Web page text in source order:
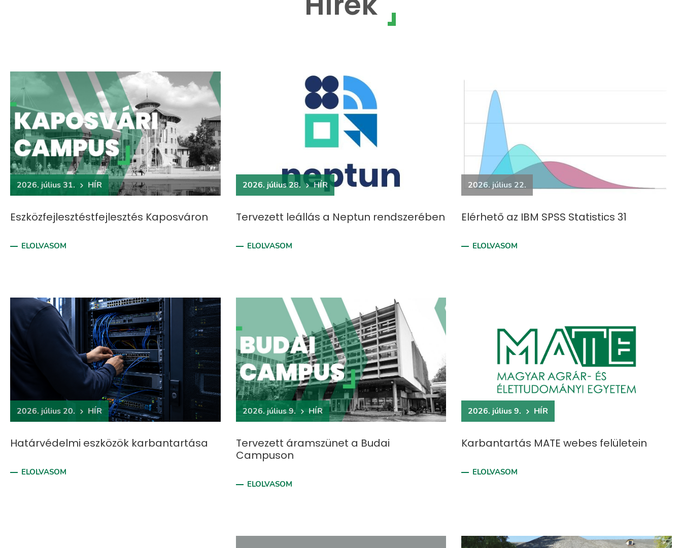
2026. július 31. HÍR
Eszközfejlesztéstfejlesztés Kaposváron
ELOLVASOM
2026. július 28. HÍR
Tervezett leállás a Neptun rendszerében
ELOLVASOM
2026. július 22.
Elérhető az IBM SPSS Statistics 31
ELOLVASOM
2026. július 20. HÍR
Határvédelmi eszközök karbantartása
ELOLVASOM
2026. július 9. HÍR
Tervezett áramszünet a Budai
Campuson
ELOLVASOM
2026. július 9. HÍR
Karbantartás MATE webes felületein
ELOLVASOM